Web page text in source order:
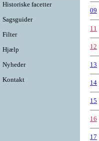
Historiske facetter
Sagsguider
Filter
Hjælp
Nyheder
Kontakt
09
11
12
13
14
15
16
17